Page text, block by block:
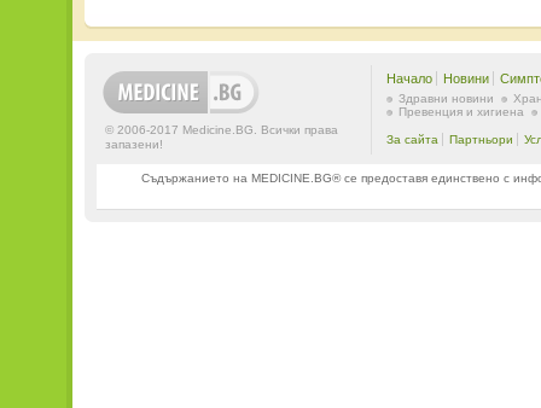
© 2006-2017 Medicine.BG. Всички права
запазени!
Начало Новини
Здравни новини
Превенция и хигиена
За сайта Партньори
Съдържанието на MEDICINE.BG® се предоставя единствено с